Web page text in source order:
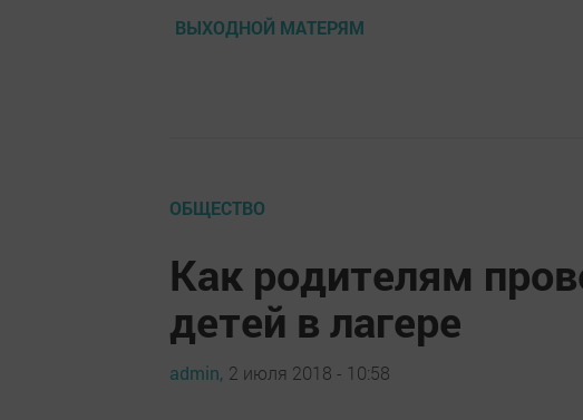
ВЫХОДНОЙ МАТЕРЯМ
ОБЩЕСТВО
Как родителям
детей в лагере
admin, 2 июля 2018 - 10:58